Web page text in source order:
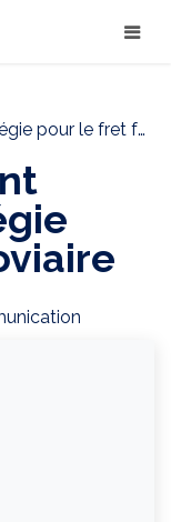
le fret ferroviaire